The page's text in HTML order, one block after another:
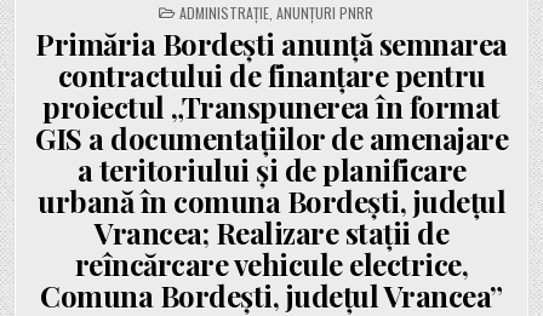
POSTED
IN
ADMINISTRAȚIE, ANUNȚURI PNRR
Primăria Bordești anunță semnarea
contractului de finanțare pentru
proiectul „Transpunerea în format
GIS a documentațiilor de amenajare
a teritoriului și de planificare
urbană în comuna Bordești, județul
Vrancea; Realizare stații de
reîncărcare vehicule electrice,
Comuna Bordești, județul Vrancea”